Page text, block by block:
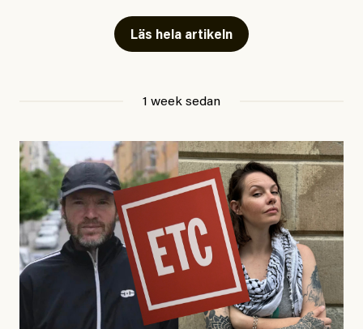
Läs hela artikeln
1 week sedan